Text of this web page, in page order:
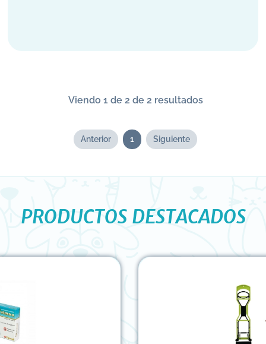
Viendo 1 de 2 de 2 resultados
Anterior 1 Siguiente
PRODUCTOS DESTACADOS